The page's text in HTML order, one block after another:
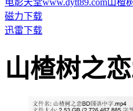
电影天堂www.dytt89.com山楂
磁力下载
迅雷下载
山楂树之恋